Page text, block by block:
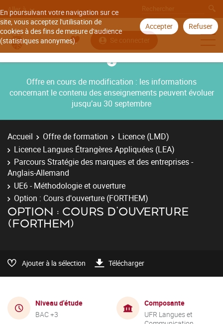
En poursuivant votre navigation sur ce
site, vous acceptez l'utilisation de
cookies à des fins de mesure d'audience
(statistiques anonymes).
Accepter Refuser
Aller à
Se connecter
Offre en cours de modification : les informations
concernant le contenu des enseignements peuvent évoluer
jusqu’au 30 septembre
Accueil Offre de formation
Licence (LMD)
Licence Langues Étrangères Appliquées (LEA)
Parcours Stratégie des marques et des entreprises -
Anglais-Allemand
UE6 - Méthodologie et ouverture
Option : Cours d'ouverture (FORTHEM)
OPTION : COURS D'OUVERTURE
(FORTHEM)
Ajouter à la sélection Télécharger
Niveau d'étude
BAC +3
Composante
UFR Langues et